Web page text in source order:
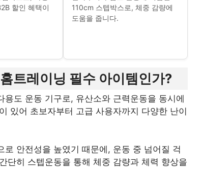
할인 혜택이
110cm 스텝박스로, 체중 감량에
도움을 줍니다.
트레이닝 필수 아이템인가?
도 운동 기구로, 유산소와 근력운동을 동시에
있어 초보자부터 고급 사용자까지 다양한 난이
안전성을 높였기 때문에, 운동 중 넘어질 걱
단히 스텝운동을 통해 체중 감량과 체력 향상을